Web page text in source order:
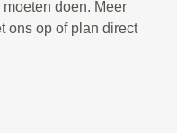
doen. Meer
ons op of plan direct